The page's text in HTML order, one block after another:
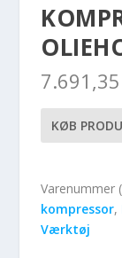
7.691,35
KØB
Varenummer
kompressor,
Værktøj